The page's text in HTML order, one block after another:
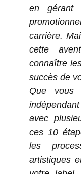
en gérant
carrière.
cette
connaître
succès de
Que vous
avec
ces 10
les
artistiques